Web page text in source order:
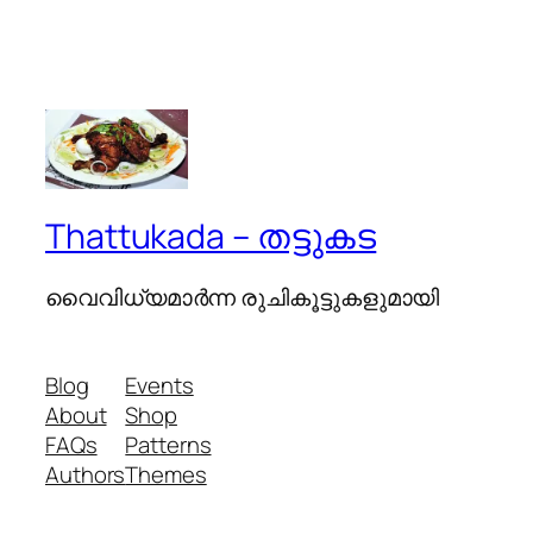
Thattukada – തട്ടുകട
വൈവിധ്യമാര്‍ന്ന രുചികൂട്ടുകളുമായി
Blog
About
FAQs
Authors
Events
Shop
Patterns
Themes